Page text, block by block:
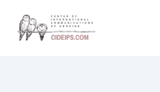
вмісту
по
запису